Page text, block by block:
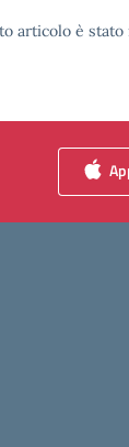
articolo è